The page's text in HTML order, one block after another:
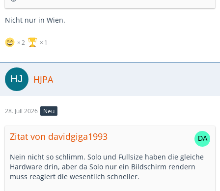
Nicht nur in Wien.
2 1
HJPA
28. Juli 2026 Neu
Zitat von davidgiga1993
Nein nicht so schlimm. Solo und Fullsize haben die gleiche
Hardware drin, aber da Solo nur ein Bildschirm rendern
muss reagiert die wesentlich schneller.